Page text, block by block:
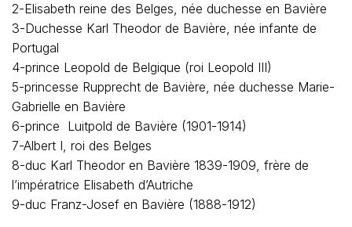
2-Elisabeth reine des Belges, née duchesse en Bavière
3-Duchesse Karl Theodor de Bavière, née infante de
Portugal
4-prince Leopold de Belgique (roi Leopold III)
5-princesse Rupprecht de Bavière, née duchesse Marie-
Gabrielle en Bavière
6-prince Luitpold de Bavière (1901-1914)
7-Albert I, roi des Belges
8-duc Karl Theodor en Bavière 1839-1909, frère de
l’impératrice Elisabeth d’Autriche
9-duc Franz-Josef en Bavière (1888-1912)